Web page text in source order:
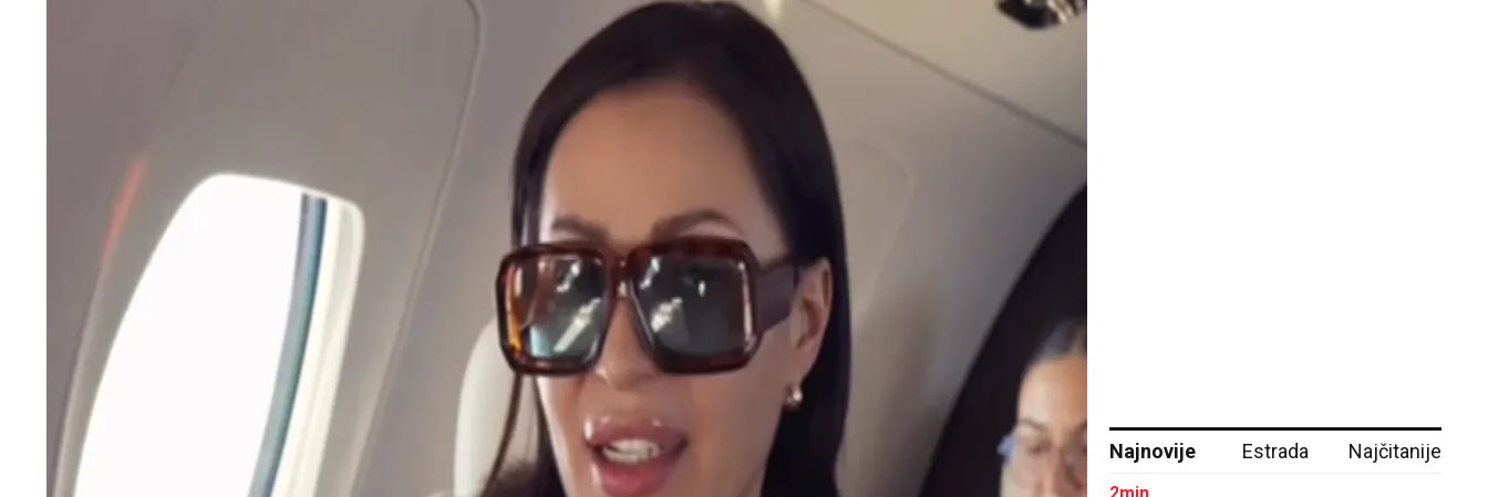
Najnovije Estrada Najčitanije